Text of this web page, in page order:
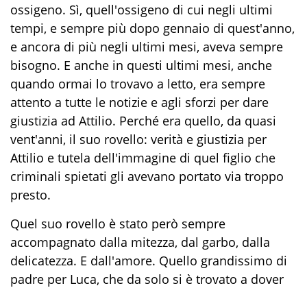
ossigeno. Sì, quell'ossigeno di cui negli ultimi
tempi, e sempre più dopo gennaio di quest'anno,
e ancora di più negli ultimi mesi, aveva sempre
bisogno. E anche in questi ultimi mesi, anche
quando ormai lo trovavo a letto, era sempre
attento a tutte le notizie e agli sforzi per dare
giustizia ad Attilio. Perché era quello, da quasi
vent'anni, il suo rovello: verità e giustizia per
Attilio e tutela dell'immagine di quel figlio che
criminali spietati gli avevano portato via troppo
presto.
Quel suo rovello è stato però sempre
accompagnato dalla mitezza, dal garbo, dalla
delicatezza. E dall'amore. Quello grandissimo di
padre per Luca, che da solo si è trovato a dover